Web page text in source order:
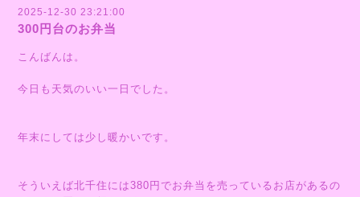
2025-12-30 23:21:00
300円台のお弁当
こんばんは。
今日も天気のいい一日でした。
年末にしては少し暖かいです。
そういえば北千住には380円でお弁当を売っているお店があるの